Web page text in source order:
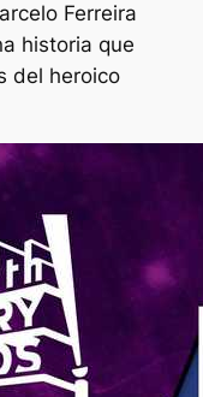
Ferreira
historia que
del heroico